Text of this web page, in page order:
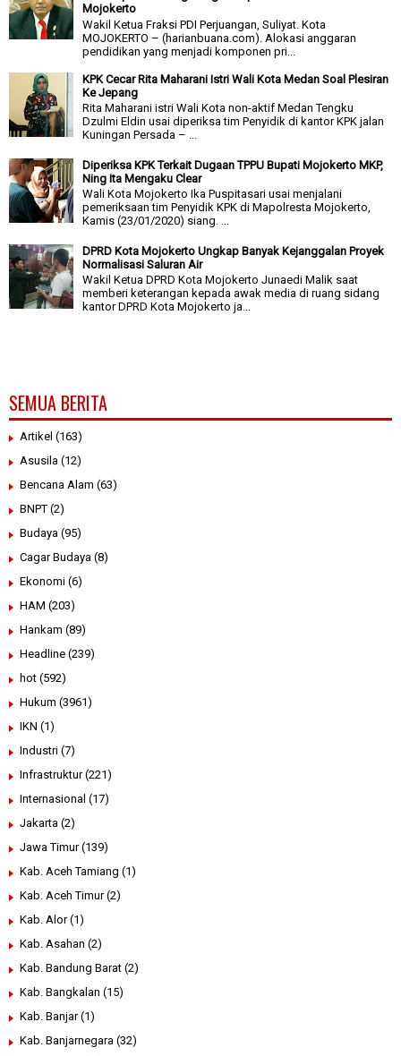
Mojokerto
Wakil Ketua Fraksi PDI Perjuangan, Suliyat. Kota
MOJOKERTO – (harianbuana.com). Alokasi anggaran
pendidikan yang menjadi komponen pri...
KPK Cecar Rita Maharani Istri Wali Kota Medan Soal Plesiran
Ke Jepang
Rita Maharani istri Wali Kota non-aktif Medan Tengku
Dzulmi Eldin usai diperiksa tim Penyidik di kantor KPK jalan
Kuningan Persada – ...
Diperiksa KPK Terkait Dugaan TPPU Bupati Mojokerto MKP,
Ning Ita Mengaku Clear
Wali Kota Mojokerto Ika Puspitasari usai menjalani
pemeriksaan tim Penyidik KPK di Mapolresta Mojokerto,
Kamis (23/01/2020) siang. ...
DPRD Kota Mojokerto Ungkap Banyak Kejanggalan Proyek
Normalisasi Saluran Air
Wakil Ketua DPRD Kota Mojokerto Junaedi Malik saat
memberi keterangan kepada awak media di ruang sidang
kantor DPRD Kota Mojokerto ja...
SEMUA BERITA
Artikel (163)
Asusila (12)
Bencana Alam (63)
BNPT (2)
Budaya (95)
Cagar Budaya (8)
Ekonomi (6)
HAM (203)
Hankam (89)
Headline (239)
hot (592)
Hukum (3961)
IKN (1)
Industri (7)
Infrastruktur (221)
Internasional (17)
Jakarta (2)
Jawa Timur (139)
Kab. Aceh Tamiang (1)
Kab. Aceh Timur (2)
Kab. Alor (1)
Kab. Asahan (2)
Kab. Bandung Barat (2)
Kab. Bangkalan (15)
Kab. Banjar (1)
Kab. Banjarnegara (32)